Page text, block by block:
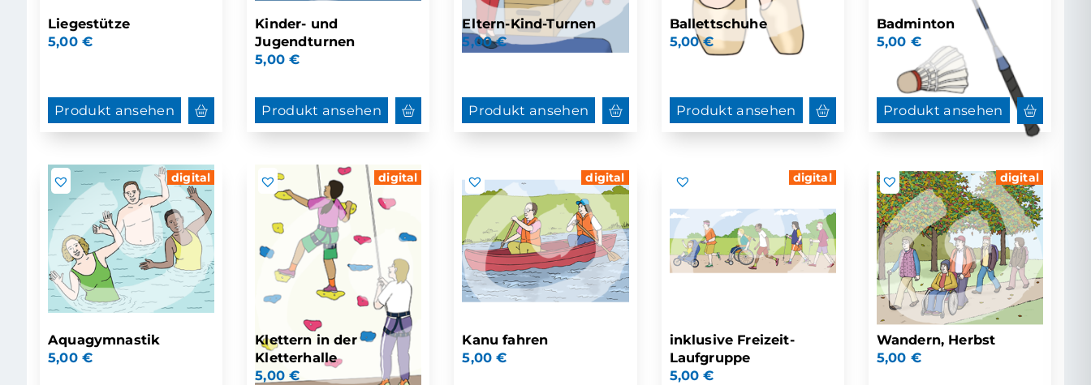
Liegestütze
5,00 €
Produkt ansehen
Kinder- und
Jugendturnen
5,00€
Produkt ansehen
Eltern-Kind-Turnen
5,00€
Produkt ansehen
Ballettschuhe
5,00€
Produkt ansehen
Badminton
5,00 €
Produkt ansehen
digital
Aquagymnastik
5,00 €
digital
Klettern in der
Kletterhalle
5,00€
digital
Kanu fahren
5,00€
digital
inklusive Freizeit-
Laufgruppe
5,00€
digital
Wandern, Herbst
5,00 €